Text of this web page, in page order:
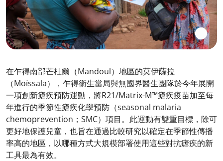
在乍得南部芒杜爾（Mandoul）地區的莫伊薩拉
（Moïssala），乍得衞生當局與無國界醫生團隊於今年展開
一項創新瘧疾預防運動，將R21/Matrix-M™瘧疾疫苗加至每
年進行的季節性瘧疾化學預防（seasonal malaria
chemoprevention；SMC）項目。此運動有雙重目標，除可
更好地保護兒童，也旨在通過比較研究以確定在季節性傳播
率高的地區，以哪種方式大規模部署使用這些對抗瘧疾的新
工具最為有效。